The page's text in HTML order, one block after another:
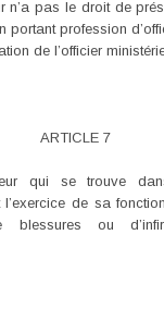
n’a pas le droit de
portant profession
de l’officier
ARTICLE 7
qui se trouve
de sa
ou